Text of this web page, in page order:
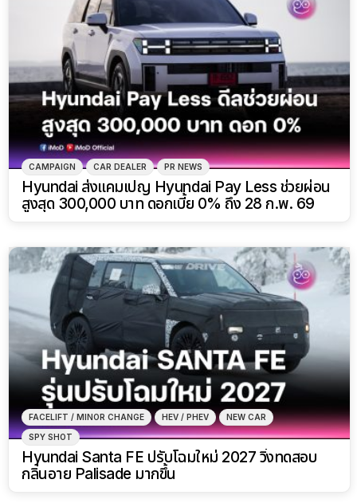
CAMPAIGN CAR DEALER PR NEWS
Hyundai ส่งแคมเปญ Hyundai Pay Less ช่วยผ่อน
สูงสุด 300,000 บาท ดอกเบี้ย 0% ถึง 28 ก.พ. 69
FACELIFT / MINOR CHANGE HEV / PHEV NEW CAR
SPY SHOT
Hyundai Santa FE ปรับโฉมใหม่ 2027 วิ่งทดสอบ
กลิ่นอาย Palisade มากขึ้น